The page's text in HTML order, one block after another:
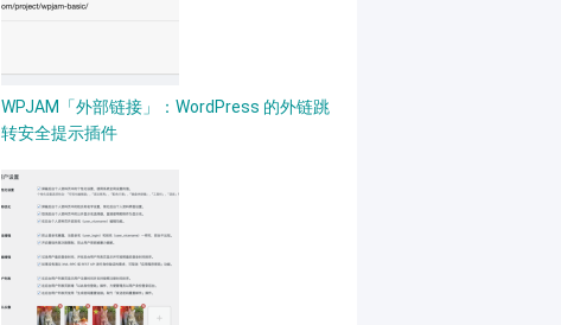
WPJAM「外部链接」：WordPress 的外链跳
转安全提示插件